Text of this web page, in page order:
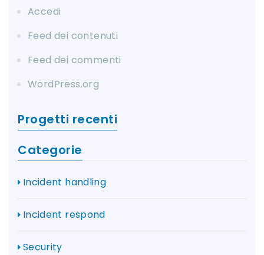
Accedi
Feed dei contenuti
Feed dei commenti
WordPress.org
Progetti recenti
Categorie
Incident handling
Incident respond
Security